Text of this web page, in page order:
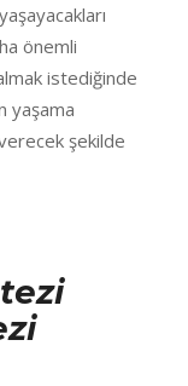
önemli
istediğinde
yaşama
şekilde